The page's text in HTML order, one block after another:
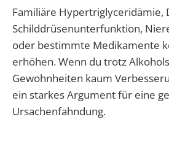
Familiäre Hypertriglyceridämie,
Schilddrüsenunterfunktion,
oder bestimmte Medikamente
erhöhen. Wenn du trotz
Gewohnheiten kaum
ein starkes Argument für eine
Ursachenfahndung.